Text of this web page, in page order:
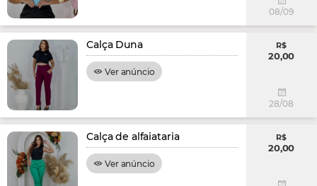
08/09
Calça Duna
Ver anúncio
R$
20,00
28/08
Calça de alfaiataria
Ver anúncio
R$
20,00